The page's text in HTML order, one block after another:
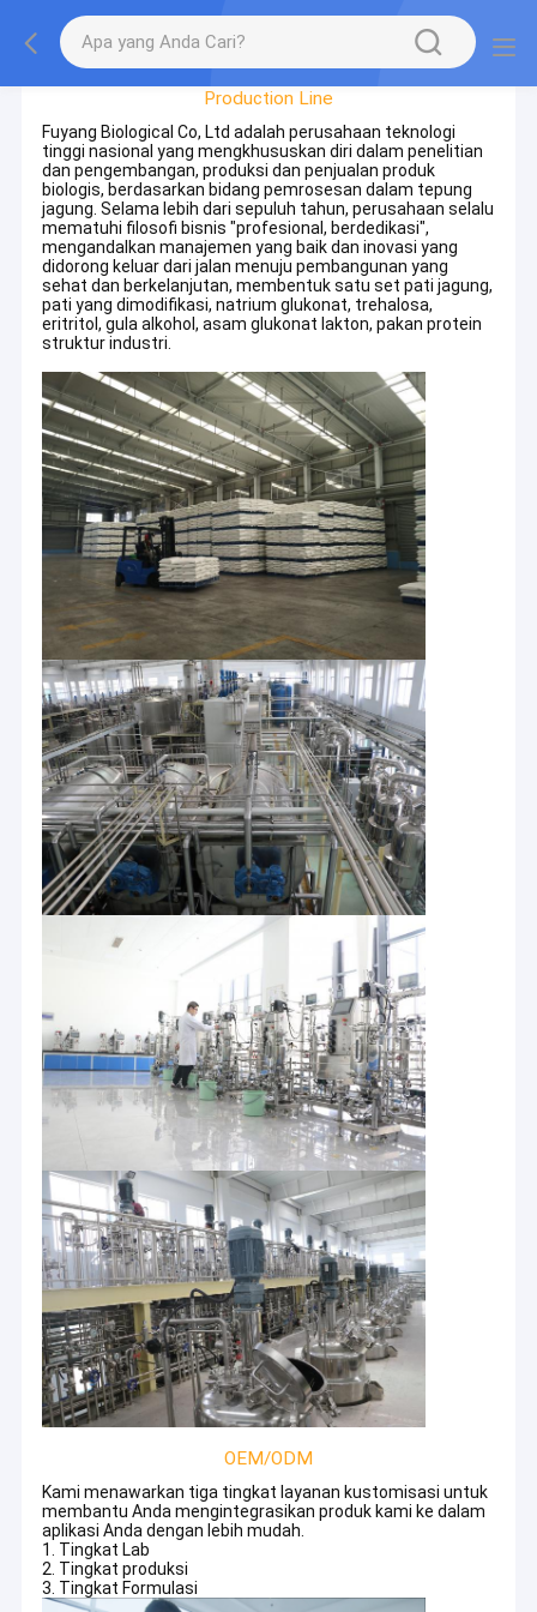
Factory Tour
Production Line
Fuyang Biological Co, Ltd adalah perusahaan teknologi
tinggi nasional yang mengkhususkan diri dalam penelitian
dan pengembangan, produksi dan penjualan produk
biologis, berdasarkan bidang pemrosesan dalam tepung
jagung. Selama lebih dari sepuluh tahun, perusahaan selalu
mematuhi filosofi bisnis "profesional, berdedikasi",
mengandalkan manajemen yang baik dan inovasi yang
didorong keluar dari jalan menuju pembangunan yang
sehat dan berkelanjutan, membentuk satu set pati jagung,
pati yang dimodifikasi, natrium glukonat, trehalosa,
eritritol, gula alkohol, asam glukonat lakton, pakan protein
struktur industri.
OEM/ODM
Kami menawarkan tiga tingkat layanan kustomisasi untuk
membantu Anda mengintegrasikan produk kami ke dalam
aplikasi Anda dengan lebih mudah.
1. Tingkat Lab
2. Tingkat produksi
3. Tingkat Formulasi